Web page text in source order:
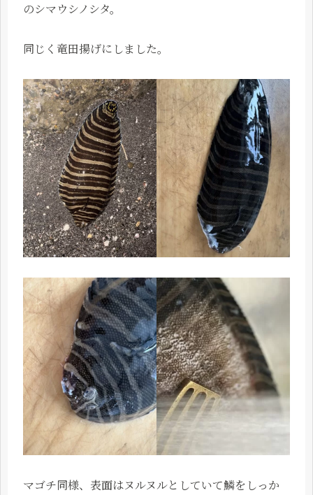
のシマウシノシタ。
同じく竜田揚げにしました。
マゴチ同様、表面はヌルヌルとしていて鱗をしっか